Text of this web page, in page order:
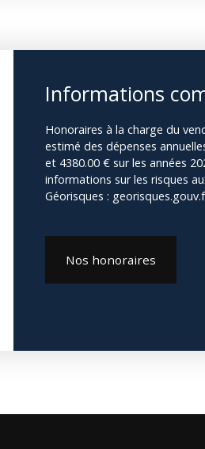
Informations
Honoraires à la charge du
estimé des dépenses
et 4380.00 € sur les années
informations sur les risques
Géorisques :
Nos honoraires